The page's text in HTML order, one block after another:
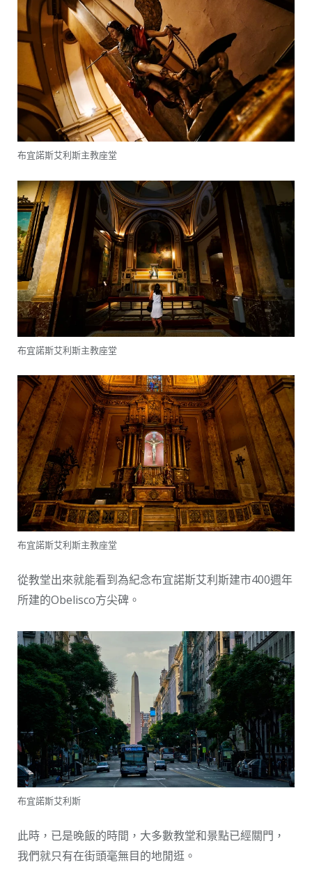
布宜諾斯艾利斯主教座堂
布宜諾斯艾利斯主教座堂
布宜諾斯艾利斯主教座堂
從教堂出來就能看到為紀念布宜諾斯艾利斯建市400週年
所建的Obelisco方尖碑。
布宜諾斯艾利斯
此時，已是晚飯的時間，大多數教堂和景點已經關門，
我們就只有在街頭毫無目的地閒逛。